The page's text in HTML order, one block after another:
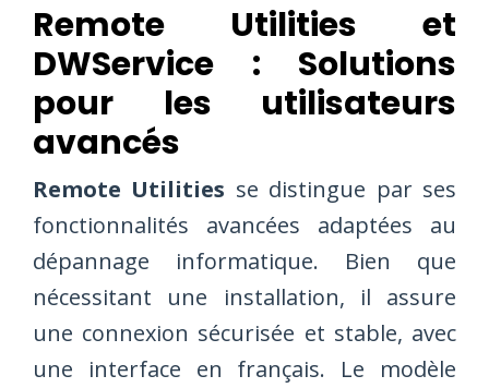
Remote Utilities et
DWService : Solutions
pour les utilisateurs
avancés
Remote Utilities se distingue par ses
fonctionnalités avancées adaptées au
dépannage informatique. Bien que
nécessitant une installation, il assure
une connexion sécurisée et stable, avec
une interface en français. Le modèle